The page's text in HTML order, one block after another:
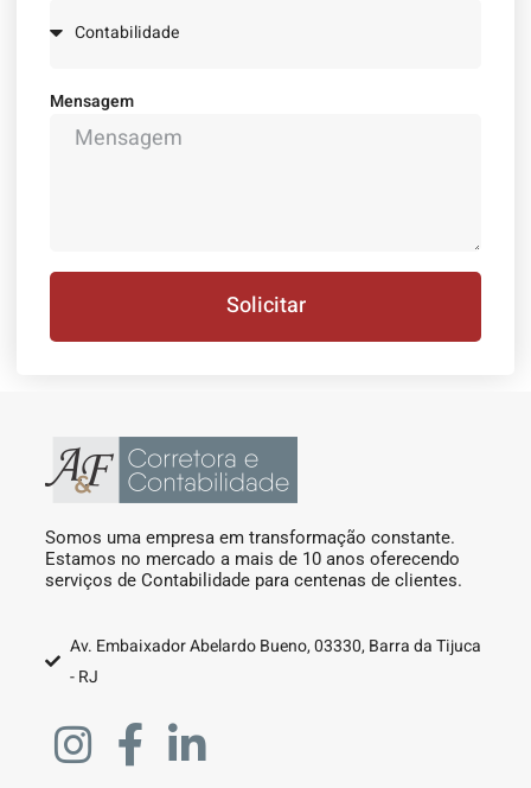
Mensagem
Solicitar
Somos uma empresa em transformação constante.
Estamos no mercado a mais de 10 anos oferecendo
serviços de Contabilidade para centenas de clientes.
Av. Embaixador Abelardo Bueno, 03330, Barra da Tijuca
- RJ